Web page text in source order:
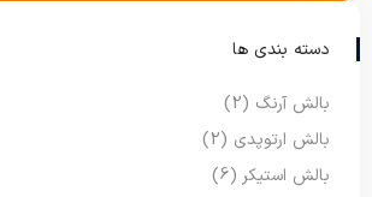
دسته بندی ها
بالش آرنگ (2)
بالش ارتوپدی (2)
بالش استیکر (6)